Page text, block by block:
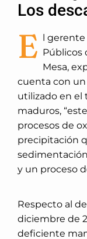
Los
E l gerente
Públicos
Mesa,
cuenta con
utilizado en el
maduros,
procesos de
precipitación
y un proceso
Respecto al
diciembre de
deficiente